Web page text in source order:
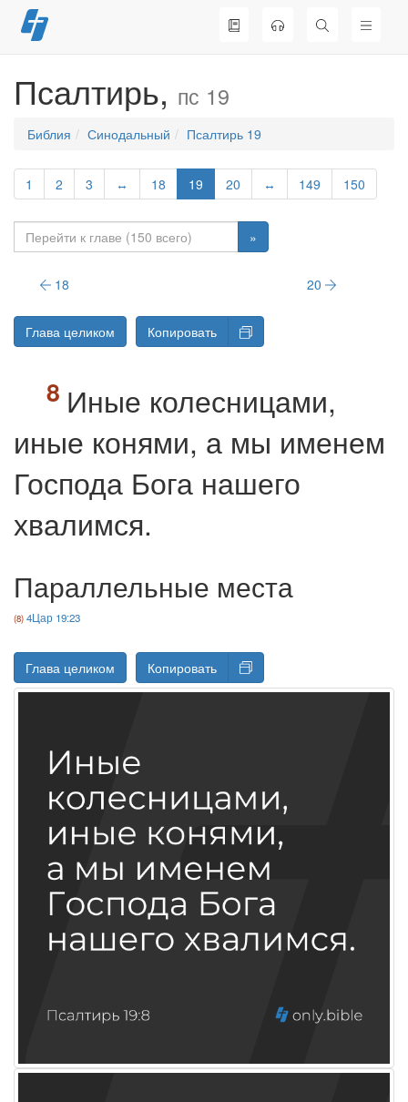
Перейти
к
Псалтирь, пс 19
Библия Синодальный Псалтирь 19
1 2 3 ↔ 18 19 20 ↔ 149 150
»
18 20
Глава целиком Копировать
Иные колесницами,
иные конями, а мы именем
Господа Бога нашего
хвалимся.
Параллельные места
4Цар 19:23
Глава целиком Копировать